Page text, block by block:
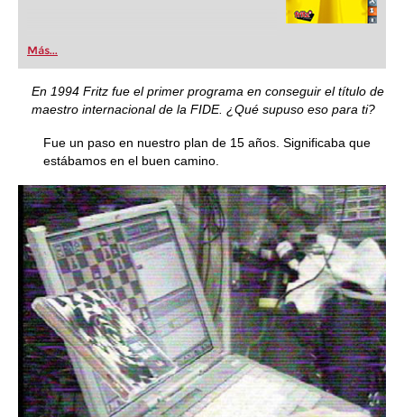
Más...
En 1994 Fritz fue el primer programa en conseguir el título de
maestro internacional de la FIDE. ¿Qué supuso eso para ti?
Fue un paso en nuestro plan de 15 años. Significaba que
estábamos en el buen camino.